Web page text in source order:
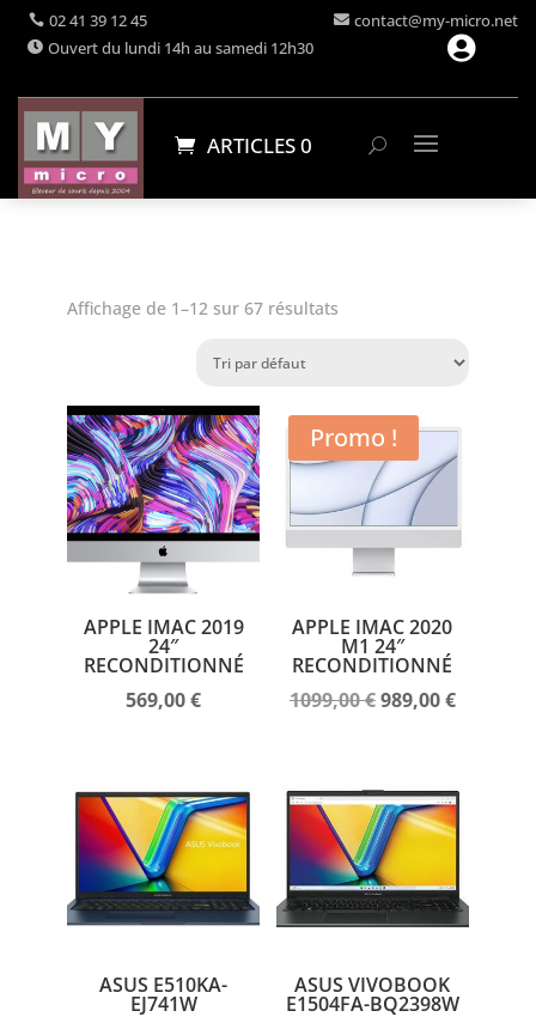
02 41 39 12 45
contact@my-micro.net
Ouvert du lundi 14h au samedi 12h30

ARTICLES 0
Affichage de 1–12 sur 67 résultats
APPLE IMAC 2019
24″
RECONDITIONNÉ
569,00€
Promo !
APPLE IMAC 2020
M1 24″
RECONDITIONNÉ
1099,00€989,00€
ASUS E510KA-
EJ741W
ASUS VIVOBOOK
E1504FA-BQ2398W